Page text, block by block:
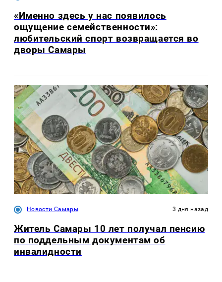
«Именно здесь у нас появилось
ощущение семейственности»:
любительский спорт возвращается во
дворы Самары
Новости Самары 3 дня назад
Житель Самары 10 лет получал пенсию
по поддельным документам об
инвалидности